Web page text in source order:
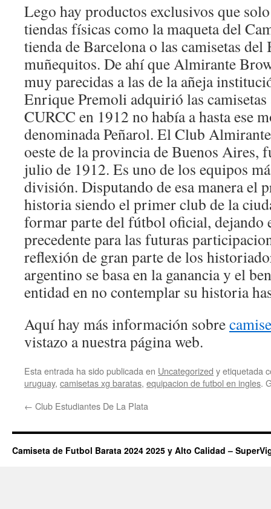
Lego hay productos exclusivos que
tiendas físicas como la maqueta del
tienda de Barcelona o las camisetas del
muñequitos. De ahí que Almirante
muy parecidas a las de la añeja
Enrique Premoli adquirió las
CURCC en 1912 no había a hasta ese
denominada Peñarol. El Club
oeste de la provincia de Buenos Aires,
julio de 1912. Es uno de los equipos
división. Disputando de esa manera el
historia siendo el primer club de la
formar parte del fútbol oficial, dejando
precedente para las futuras
reflexión de gran parte de los
argentino se basa en la ganancia y el
entidad en no contemplar su historia
Aquí hay más información sobre
vistazo a nuestra página web.
Esta entrada ha sido publicada en Uncategorized y etiquetada
uruguay, camisetas xg baratas, equipacion de futbol en ingles.
← Club Estudiantes De La Plata
Camiseta de Futbol Barata 2024 2025 y Alto Calidad –